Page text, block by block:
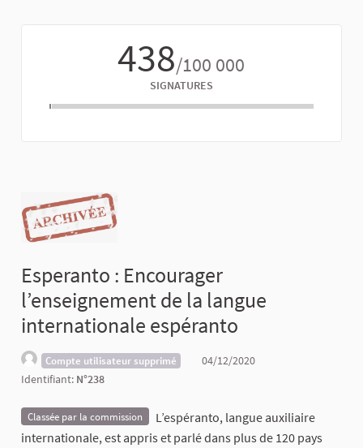
438/100 000
SIGNATURES
Esperanto : Encourager
l’enseignement de la langue
internationale espéranto
Compte utilisateur supprimé
04/12/2020
Identifiant: N°238
Classée par la commission
L’espéranto, langue auxiliaire
internationale, est appris et parlé dans plus de 120 pays